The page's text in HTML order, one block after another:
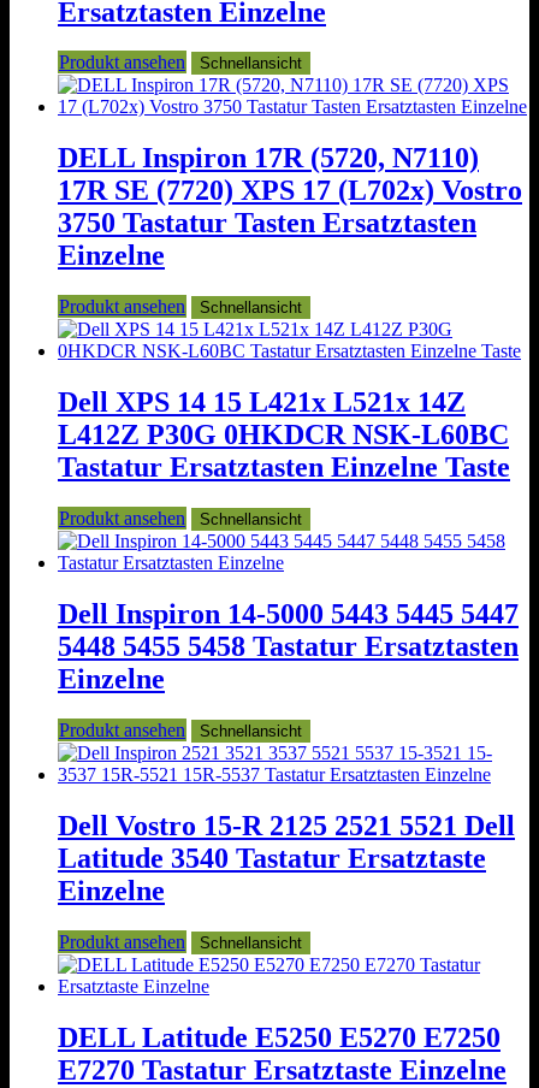
Ersatztasten Einzelne
Produkt ansehen Schnellansicht
DELL Inspiron 17R (5720, N7110)
17R SE (7720) XPS 17 (L702x) Vostro
3750 Tastatur Tasten Ersatztasten
Einzelne
Produkt ansehen Schnellansicht
Dell XPS 14 15 L421x L521x 14Z
L412Z P30G 0HKDCR NSK-L60BC
Tastatur Ersatztasten Einzelne Taste
Produkt ansehen Schnellansicht
Dell Inspiron 14-5000 5443 5445 5447
5448 5455 5458 Tastatur Ersatztasten
Einzelne
Produkt ansehen Schnellansicht
Dell Vostro 15-R 2125 2521 5521 Dell
Latitude 3540 Tastatur Ersatztaste
Einzelne
Produkt ansehen Schnellansicht
DELL Latitude E5250 E5270 E7250
E7270 Tastatur Ersatztaste Einzelne